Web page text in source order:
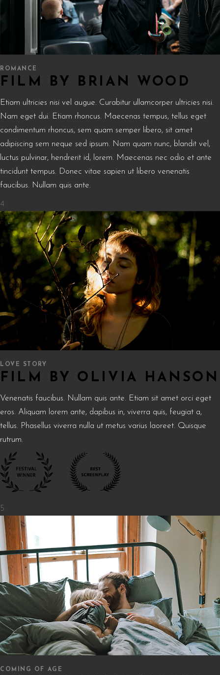
ROMANCE
FILM BY BRIAN WOOD
Etiam ultricies nisi vel augue. Curabitur ullamcorper ultricies nisi.
Nam eget dui. Etiam rhoncus. Maecenas tempus, tellus eget
condimentum rhoncus, sem quam semper libero, sit amet
adipiscing sem neque sed ipsum. Nam quam nunc, blandit vel,
luctus pulvinar, hendrerit id, lorem. Maecenas nec odio et ante
tincidunt tempus. Donec vitae sapien ut libero venenatis
faucibus. Nullam quis ante.
LOVE STORY
FILM BY OLIVIA HANSON
Venenatis faucibus. Nullam quis ante. Etiam sit amet orci eget
eros. Aliquam lorem ante, dapibus in, viverra quis, feugiat a,
tellus. Phasellus viverra nulla ut metus varius laoreet. Quisque
rutrum.
COMING OF AGE